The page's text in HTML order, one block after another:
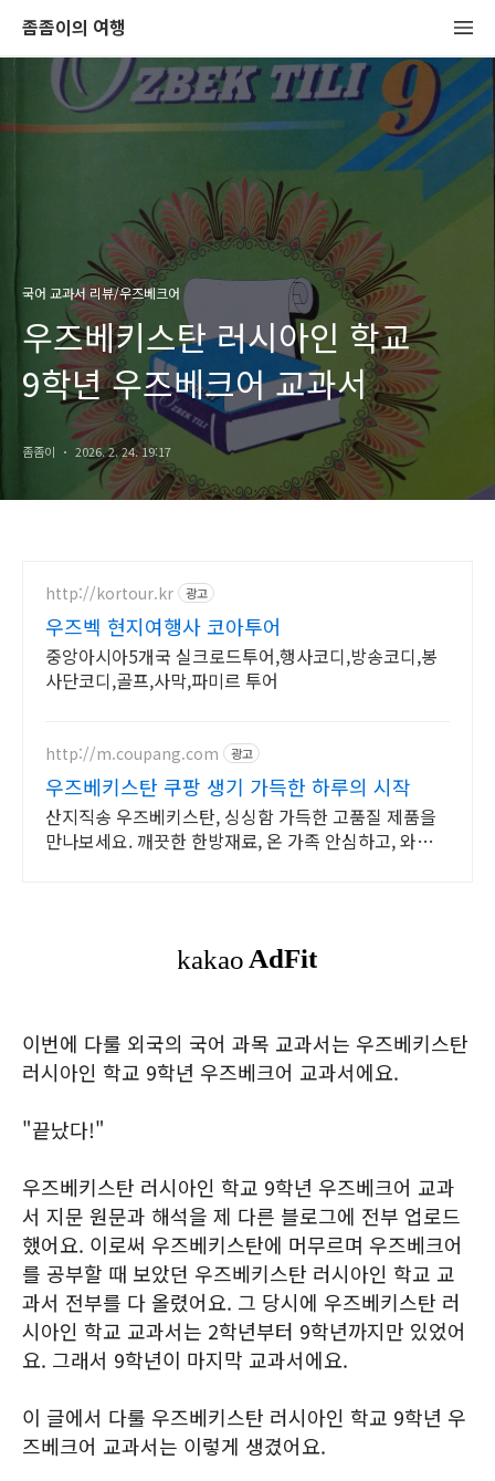
좀좀이의 여행
국어 교과서 리뷰/우즈베크어
우즈베키스탄 러시아인 학교
9학년 우즈베크어 교과서
좀좀이 2026. 2. 24. 19:17
http://kortour.kr 광고
우즈벡 현지여행사 코아투어
중앙아시아5개국 실크로드투어,행사코디,방송코디,봉
사단코디,골프,사막,파미르 투어
http://m.coupang.com 광고
우즈베키스탄 쿠팡 생기 가득한 하루의 시작
산지직송 우즈베키스탄, 싱싱함 가득한 고품질 제품을
만나보세요. 깨끗한 한방재료, 온 가족 안심하고, 와우회
이번에 다룰 외국의 국어 과목 교과서는 우즈베키스탄
러시아인 학교 9학년 우즈베크어 교과서에요.
"끝났다!"
우즈베키스탄 러시아인 학교 9학년 우즈베크어 교과
서 지문 원문과 해석을 제 다른 블로그에 전부 업로드
했어요. 이로써 우즈베키스탄에 머무르며 우즈베크어
를 공부할 때 보았던 우즈베키스탄 러시아인 학교 교
과서 전부를 다 올렸어요. 그 당시에 우즈베키스탄 러
시아인 학교 교과서는 2학년부터 9학년까지만 있었어
요. 그래서 9학년이 마지막 교과서에요.
이 글에서 다룰 우즈베키스탄 러시아인 학교 9학년 우
즈베크어 교과서는 이렇게 생겼어요.